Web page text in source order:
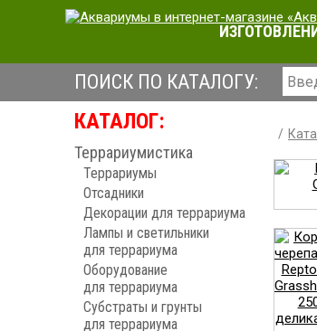
ПОИСК ПО КАТАЛОГУ:
КАТАЛОГ:
Террариумистика
Террариумы
Отсадники
Декорации для террариума
Лампы и светильники
для террариума
Оборудование
для террариума
Субстраты и грунты
для террариума